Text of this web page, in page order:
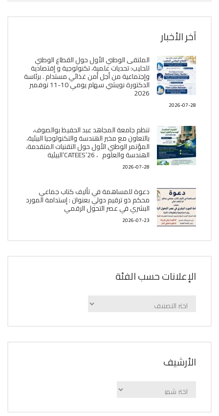
آخر الأخبار
الملتقى الوطني الأول حول القطاع الوطني
للحليب: تحديات علمية، تكنولوجية و إقتصادية
وإجتماعية من أجل أمن غذائي مستدام . برئاسة
الدكتورة نويشي سهام يومي 10-11 نوفمبر
2026
2026-07-28
تنظم جامعة المجاهد عبد الحفيظ بوالصوف،
بالتعاون مع مخبر الھندسة والتكنولوجيا البیئیة،
المؤتمر الوطني الأول حول التقنيات المتقدمة،
الھندسة والعلوم ، CATEES’26’البیئية
2026-07-28
دعوة للمساهمة في تأليف كتاب جماعي
محكم ذو ترقيم دولي بعنوان : إستدامة المورد
البشري في عصر التحول الرقمي
2026-07-23
الإعلانات حسب الفئة
الإعلانات
اﻷرشيف
اﻷرشيف